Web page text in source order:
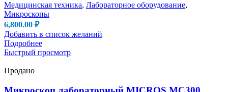
Медицинская техника, Лабораторное оборудование,
Микроскопы
6,800.00 ₽
Добавить в список желаний
Подробнее
Быстрый просмотр
Продано